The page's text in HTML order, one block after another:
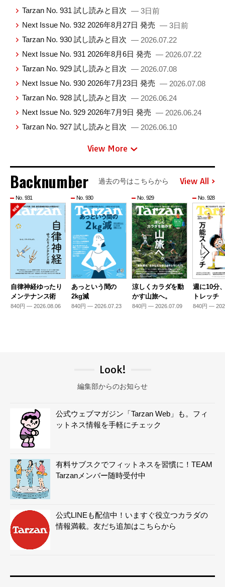
Tarzan No. 931 試し読みと目次 — 3日前
Next Issue No. 932 2026年8月27日 発売 — 3日前
Tarzan No. 930 試し読みと目次 — 2026.07.22
Next Issue No. 931 2026年8月6日 発売 — 2026.07.22
Tarzan No. 929 試し読みと目次 — 2026.07.08
Next Issue No. 930 2026年7月23日 発売 — 2026.07.08
Tarzan No. 928 試し読みと目次 — 2026.06.24
Next Issue No. 929 2026年7月9日 発売 — 2026.06.24
Tarzan No. 927 試し読みと目次 — 2026.06.10
View More
Backnumber 過去の号はこちらから View All
No. 931
自律神経ゆったり
メンテナンス術
840円 — 2026.08.06
No. 930
あっという間の
2kg減
840円 — 2026.07.23
No. 929
涼しくカラダを動
かす山旅へ。
840円 — 2026.07.09
No. 928
週に10分
トレッチ
840円 —
Look!
編集部からのお知らせ
公式ウェブマガジン「Tarzan Web」も。フィ
ットネス情報を手軽にチェック
有料サブスクでフィットネスを習慣に！TEAM
Tarzanメンバー随時受付中
公式LINEも配信中！いますぐ役立つカラダの
情報満載。友だち追加はこちらから